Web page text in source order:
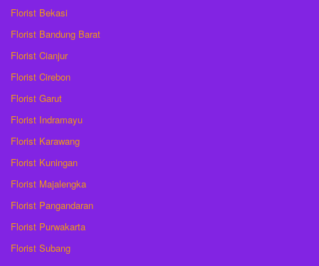
Florist Bekasi
Florist Bandung Barat
Florist Cianjur
Florist Cirebon
Florist Garut
Florist Indramayu
Florist Karawang
Florist Kuningan
Florist Majalengka
Florist Pangandaran
Florist Purwakarta
Florist Subang